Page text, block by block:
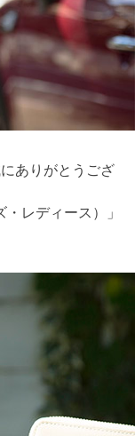
ありがとうござ
レディース）」